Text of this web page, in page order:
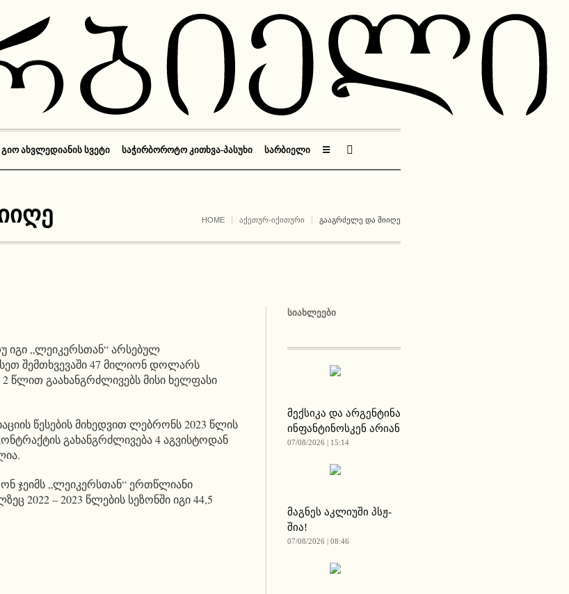
ᲒᲘᲝ ᲐᲮᲕᲚᲔᲓᲘᲐᲜᲘᲡ ᲡᲕᲔᲢᲘ ᲡᲐᲭᲘᲠᲑᲝᲠᲝᲢᲝ ᲙᲘᲗᲮᲕᲐ-ᲞᲐᲡᲣᲮᲘ ᲡᲐᲠᲑᲘᲔᲚᲘ ☰
HOME ᲐᲥᲔᲗᲣᲠ-ᲘᲥᲘᲗᲣᲠᲘ ᲒᲐᲐᲒᲠᲫᲔᲚᲔ ᲓᲐ ᲛᲘᲘᲦᲔ
იგი „ლეიკერსთან“ არსებულ
შემთხვევაში 47 მილიონ დოლარს
წლით გაახანგრძლივებს მისი ხელფასი
წესების მიხედვით ლებრონს 2023 წლის
გახანგრძლივება 4 აგვისტოდან
ჯეიმს „ლეიკერსთან“ ერთწლიანი
2022 – 2023 წლების სეზონში იგი 44,5
ᲡᲘᲐᲮᲚᲔᲔᲑᲘ
მექსიკა და არგენტინა
ინფანტინოსკენ არიან
07/08/2026 | 15:14
მაგნეს აკლიუში პსჟ-
შია!
07/08/2026 | 08:46